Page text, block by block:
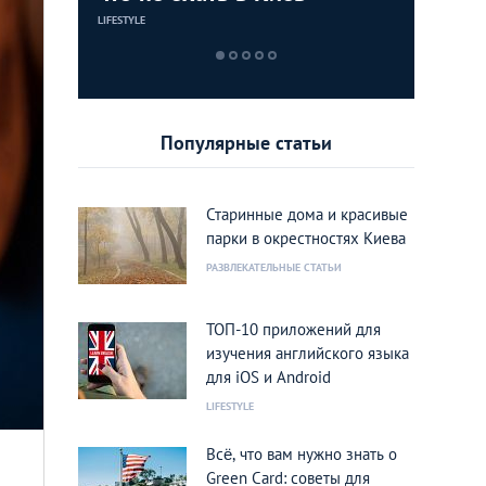
LIFESTYLE
Популярные статьи
Старинные дома и красивые
парки в окрестностях Киева
РАЗВЛЕКАТЕЛЬНЫЕ СТАТЬИ
ТОП-10 приложений для
изучения английского языка
для iOS и Android
LIFESTYLE
Всё, что вам нужно знать о
Green Card: советы для